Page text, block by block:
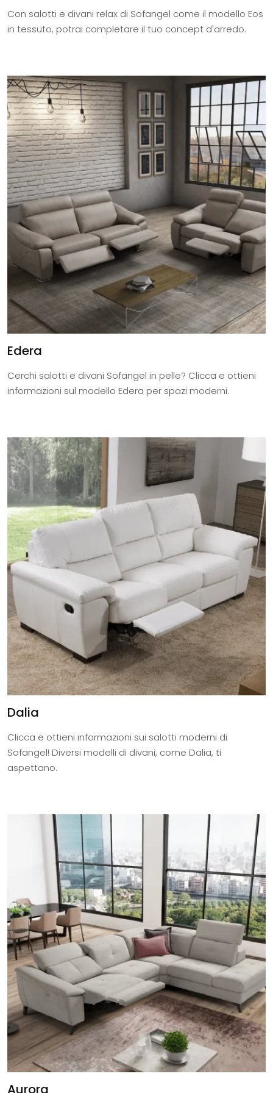
Con salotti e divani relax di Sofangel come il modello Eos
in tessuto, potrai completare il tuo concept d'arredo.
Edera
Cerchi salotti e divani Sofangel in pelle? Clicca e ottieni
informazioni sul modello Edera per spazi moderni.
Dalia
Clicca e ottieni informazioni sui salotti moderni di
Sofangel! Diversi modelli di divani, come Dalia, ti
aspettano.
Aurora